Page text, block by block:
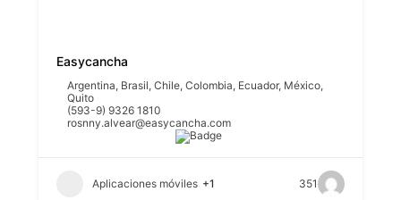
Easycancha
Argentina, Brasil,Chile,Colombia, Ecuador, México,
Quito
(593-9) 9326 1810
rosnny.alvear@easycancha.com
Aplicaciones móviles +1 351